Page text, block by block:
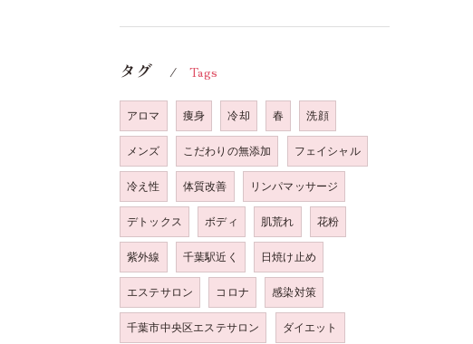
タグ Tags
アロマ 痩身 冷却 春 洗顔
メンズ こだわりの無添加 フェイシャル
冷え性 体質改善 リンパマッサージ
デトックス ボディ 肌荒れ 花粉
紫外線 千葉駅近く 日焼け止め
エステサロン コロナ 感染対策
千葉市中央区エステサロン ダイエット